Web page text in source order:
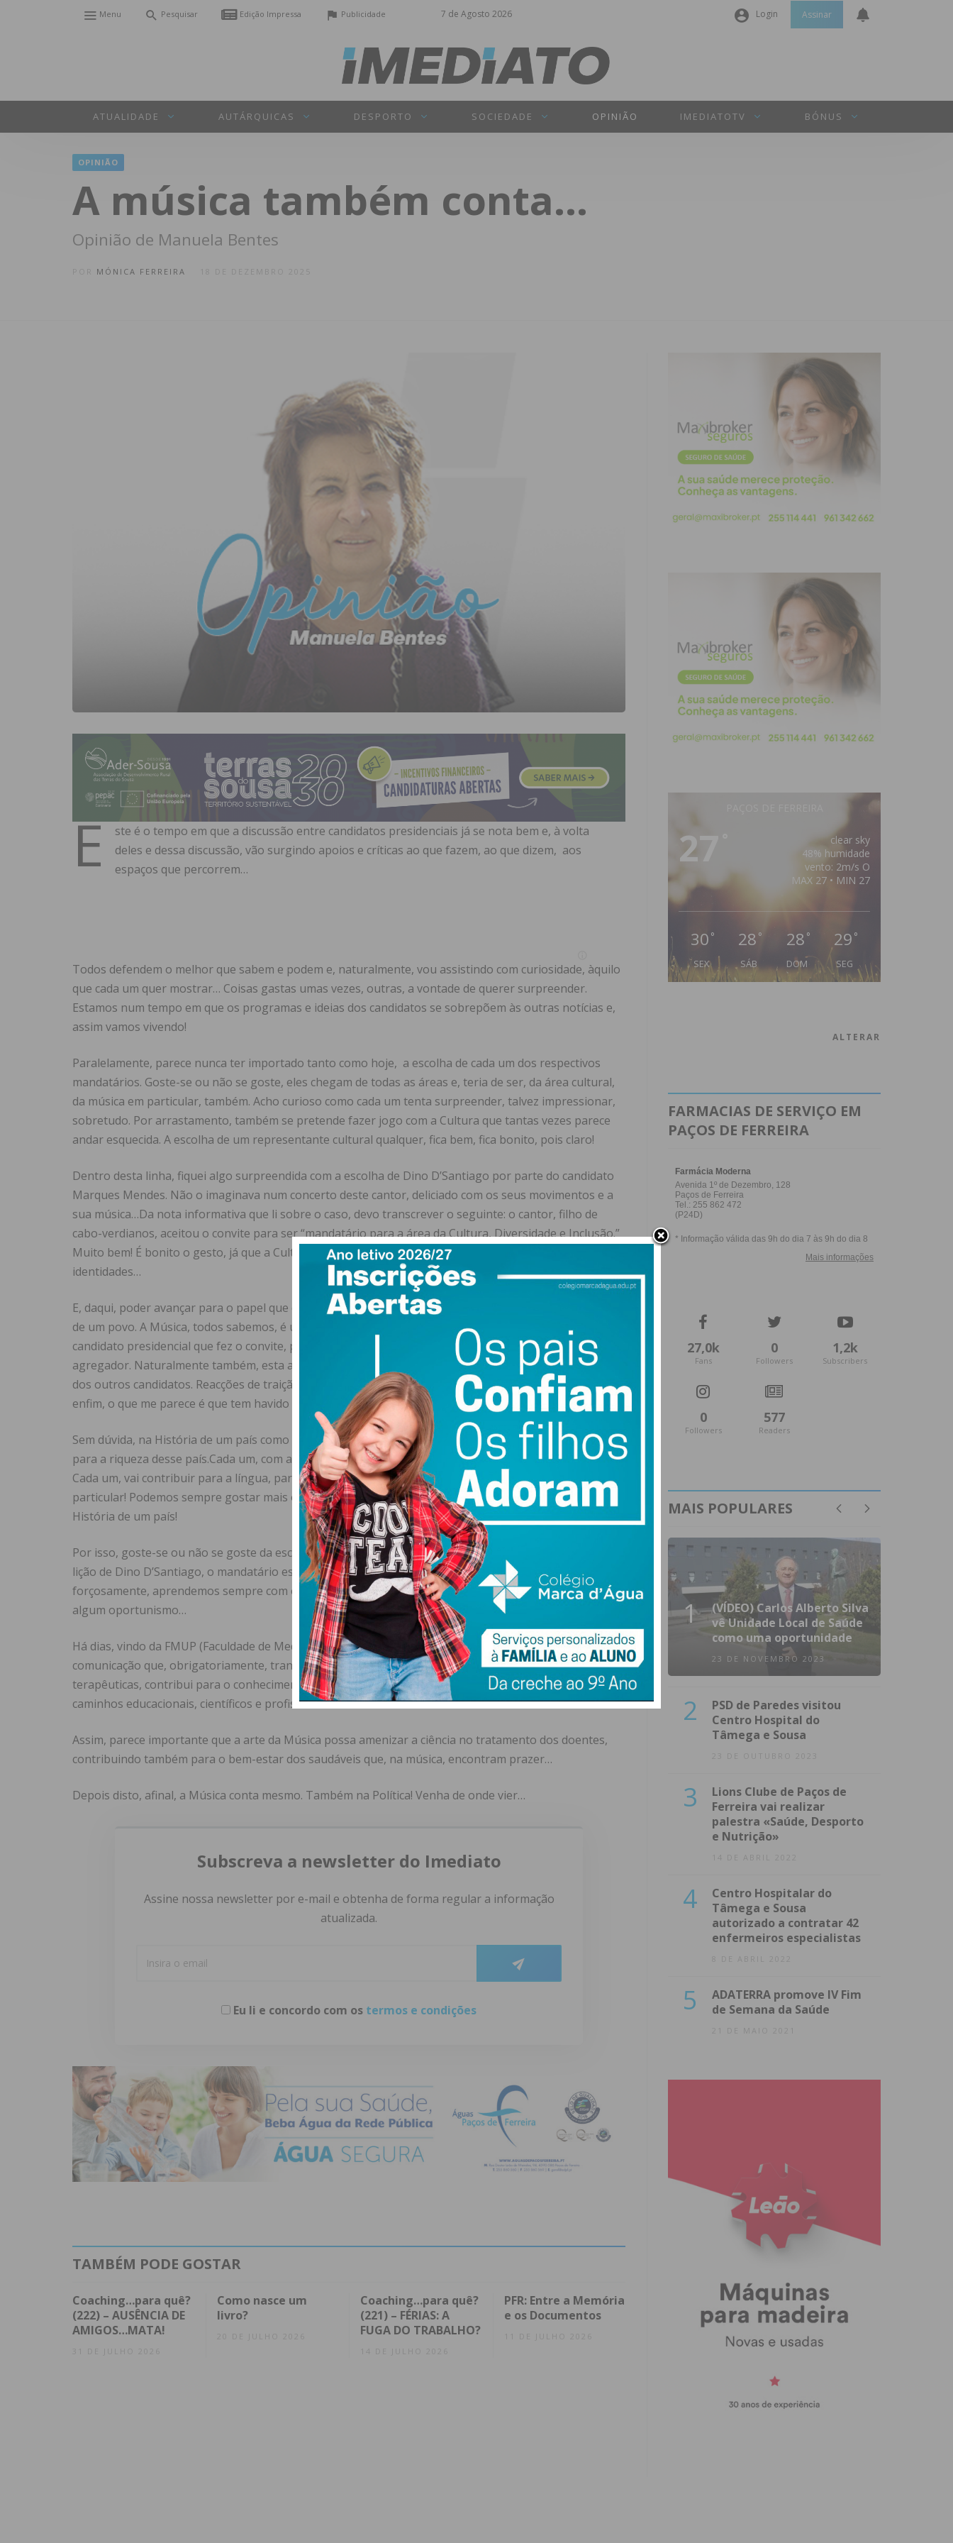
7 de Agosto 2026
Menu Pesquisar Edição Impressa Publicidade Login
Senha
Assinar
ATUALIDADE AUTÁRQUICAS DESPORTO SOCIEDADE OPINIÃO IMEDIATOTV BÓNUS
OPINIÃO
A música também conta…
Opinião de Manuela Bentes
MÓNICA FERREIRA
E
ste é o tempo em que a discussão entre candidatos presidenciais já se nota bem e, à volta
deles e dessa discussão, vão surgindo apoios e críticas ao que fazem, ao que dizem, aos
espaços que percorrem…
Todos defendem o melhor que sabem e podem e, naturalmente, vou assistindo com curiosidade, àquilo
que cada um quer mostrar… Coisas gastas umas vezes, outras, a vontade de querer surpreender.
Estamos num tempo em que os programas e ideias dos candidatos se sobrepõem às outras notícias e,
assim vamos vivendo!
Paralelamente, parece nunca ter importado tanto como hoje, a escolha de cada um dos respectivos
mandatários. Goste-se ou não se goste, eles chegam de todas as áreas e, teria de ser, da área cultural,
da música em particular, também. Acho curioso como cada um tenta surpreender, talvez impressionar,
sobretudo. Por arrastamento, também se pretende fazer jogo com a Cultura que tantas vezes parece
andar esquecida. A escolha de um representante cultural qualquer, fica bem, fica bonito, pois claro!
Dentro desta linha, fiquei algo surpreendida com a escolha de Dino D’Santiago por parte do candidato
Marques Mendes. Não o imaginava num concerto deste cantor, deliciado com os seus movimentos e a
sua música…Da nota informativa que li sobre o caso, devo transcrever o seguinte: o cantor, filho de
cabo-verdianos, aceitou o convite para ser “mandatário para a área da Cultura, Diversidade e Inclusão.”
Muito bem! É bonito o gesto, já que a Cultura funciona sempre como ligação entre gerações e
identidades…
E, daqui, poder avançar para o papel que desempenha a Cultura e a Música em particular, para a ligação
de um povo. A Música, todos sabemos, é um factor de união, afastando a diversidade… Assim sendo, o
candidato presidencial que fez o convite, parece que pretende ser, a partir de agora, um Presidente
agregador. Naturalmente também, esta atitude suscitou reacções mais e menos simpáticas por parte
dos outros candidatos. Reacções de traição de um lado, a atitudes e defesas antirracistas de outro,
enfim, o que me parece é que tem havido contestação por parte da direita e da esquerda…
Sem dúvida, na História de um país como o nosso, terá de haver muita gente diferente que contribui
para a riqueza desse país.Cada um, com as suas caracerísticas próprias, com as suas particularidades.
Cada um, vai contribuir para a língua, para a religião, para os costumes, para as artes, a música em
particular! Podemos sempre gostar mais ou menos, mas, essa mistura, de raças sobretudo, faz a
História de um país!
Por isso, goste-se ou não se goste da escolha do candidato presidencial, terá de vir, forçosamente, uma
lição de Dino D’Santiago, o mandatário escolhido. Goste-se ou não se goste da música do Dino,
forçosamente, aprendemos sempre com ele! E isso conta, mesmo que eu veja nessa escolha e aceitação
algum oportunismo…
Há dias, vindo da FMUP (Faculdade de Medicina da Universidade do Porto) tive acesso a uma
comunicação que, obrigatoriamente, transcrevo: “A música… ajudante da Medicina em práticas
terapêuticas, contribui para o conhecimento de mecanismos neurológicos, envolvendo-se em novos
caminhos educacionais, científicos e profissionais.”
Assim, parece importante que a arte da Música possa amenizar a ciência no tratamento dos doentes,
contribuindo também para o bem-estar dos saudáveis que, na música, encontram prazer…
Depois disto, afinal, a Música conta mesmo. Também na Política! Venha de onde vier…
Subscreva a newsletter do Imediato
Assine nossa newsletter por e-mail e obtenha de forma regular a informação
atualizada.
Eu li e concordo com os termos e condições
TAMBÉM PODE GOSTAR
Coaching…para quê?
(222) – AUSÊNCIA DE
AMIGOS…MATA!
Como nasce um
livro?
Coaching…para quê?
(221) – FÉRIAS: A
FUGA DO TRABALHO?
14 DE JULHO 2026
PFR: Entre a Memória
e os Documentos
27
clear sky
48% humidade
vento: 2m/s O
MAX 27 • MIN 27
30 °
SEX
28 °
SÁB
28 °
DOM
29 °
SEG
ALTERAR
FARMACIAS DE SERVIÇO EM
PAÇOS DE FERREIRA
27,0k
Fans
0
Followers
1,2k
Subscribers
0
Followers
577
Readers
MAIS POPULARES
1
(VÍDEO) Carlos Alberto Silva
vê Unidade Local de Saúde
como uma oportunidade
23 DE NOVEMBRO 2023
2
PSD de Paredes visitou
Centro Hospital do
Tâmega e Sousa
23 DE OUTUBRO 2023
3
Lions Clube de Paços de
Ferreira vai realizar
palestra «Saúde, Desporto
e Nutrição»
14 DE ABRIL 2022
4
Centro Hospitalar do
Tâmega e Sousa
autorizado a contratar 42
enfermeiros especialistas
8 DE ABRIL 2022
5
ADATERRA promove IV Fim
de Semana da Saúde
21 DE MAIO 2021